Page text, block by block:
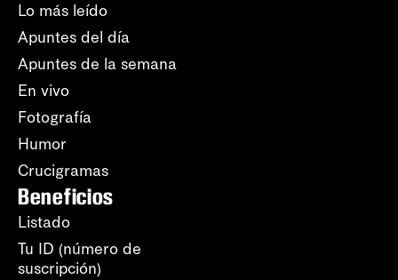
Lo más leído
Apuntes del día
Apuntes de la semana
En vivo
Fotografía
Humor
Crucigramas
Beneficios
Listado
Tu ID (número de
suscripción)